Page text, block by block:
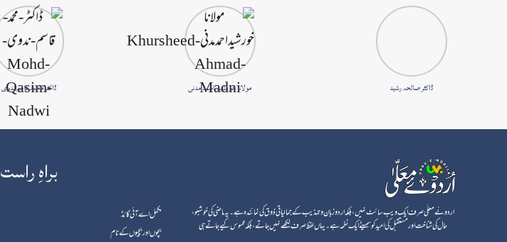
ڈاکٹر صالحہ رشید مولانا خورشید احمد مدنی ڈاکٹر محمد قاسم ندوی
اردوئے معلٰی صرف ایک ویب سائٹ نہیں، بلکہ اردو زبان و تہذیب کے جمالیاتی ذوق کی نمائندہ ہے۔ یہ ماضی کی خوشبو،
حال کی شناخت اور مستقبل کی امید کو سمیٹے ایک نغمہ ہے۔ یہاں لفظ صرف لکھے نہیں جاتے، بلکہ محسوس کیے جاتے ہی
براہِ راست
مکمل اے آئی گائڈ
بچوں اور بچیوں کے نام